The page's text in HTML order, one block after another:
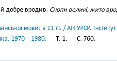
добре вродив. Снопи великі, жито
мови: в 11 тт. / АН УРСР.
1970—1980. — Т. 1. — С. 760.